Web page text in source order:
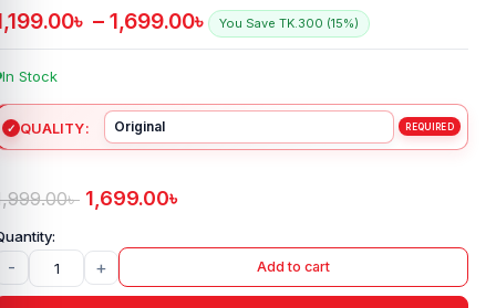
৳ – 1,699.00৳ You Save TK.300 (15%)
In Stock
QUALITY
৳ 1,699.00৳
- + Add to cart